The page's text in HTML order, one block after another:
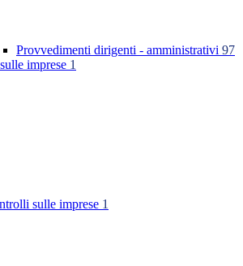
Provvedimenti dirigenti - amministrativi 97
imprese 1
sulle imprese 1